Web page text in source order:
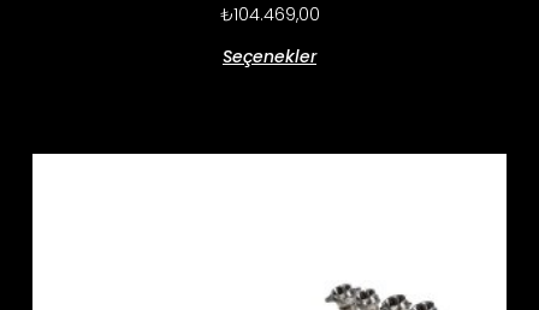
₺104.469,00
Seçenekler